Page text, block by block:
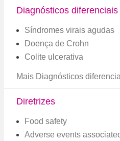
Diagnósticos diferenciais
Síndromes virais agudas
Doença de Crohn
Colite ulcerativa
Mais Diagnósticos
Diretrizes
Food safety
Adverse events